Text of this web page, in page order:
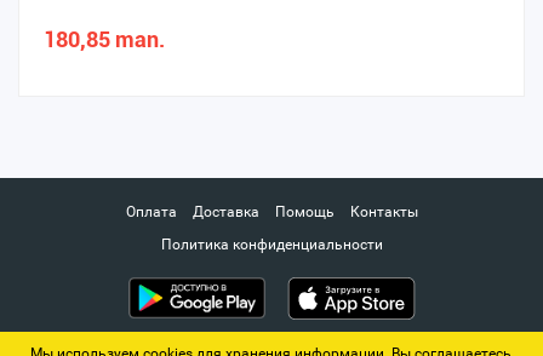
180,85 man.
Оплата Доставка Помощь
Контакты
Политика конфиденциальности